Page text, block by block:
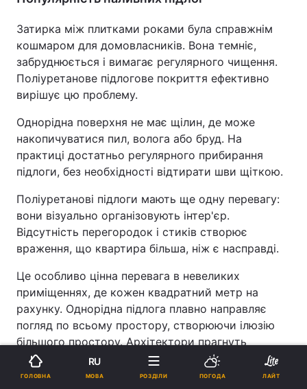
Затирка між плитками роками була справжнім
кошмаром для домовласників. Вона темніє,
забруднюється і вимагає регулярного чищення.
Поліуретанове підлогове покриття ефективно
вирішує цю проблему.
Однорідна поверхня не має щілин, де може
накопичуватися пил, волога або бруд. На
практиці достатньо регулярного прибирання
підлоги, без необхідності відтирати шви щіткою.
Поліуретанові підлоги мають ще одну перевагу:
вони візуально організовують інтер'єр.
Відсутність перегородок і стиків створює
враження, що квартира більша, ніж є насправді.
Це особливо цінна перевага в невеликих
приміщеннях, де кожен квадратний метр на
рахунку. Однорідна підлога плавно направляє
погляд по всьому простору, створюючи ілюзію
більшого простору. Архітектори прагнуть
використовувати цей ефект у квартирах з
відкритим плануванням житлових зон.
ГОЛОВНА
RU
МОВА РОЗДІЛИ ПОГОДА ЛАЙТ